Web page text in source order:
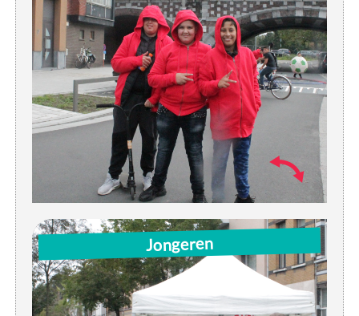
JongerenDo: 15:30u-16:30u | JES in de buurt
Do: 17u30-19u | JES in de buurt
Vrij: 19:30u-22:30u | activiteit / uitstap
Za: 13u-18u | activiteit / uitstap